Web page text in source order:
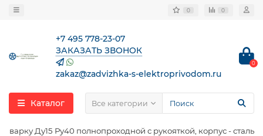
0 0
+7 495 778-23-07
ЗАКАЗАТЬ ЗВОНОК
zakaz@zadvizhka-s-elektroprivodom.ru
0
Каталог Все категории
Ду15 Ру40 полнопроходной с рукояткой, корпус - сталь